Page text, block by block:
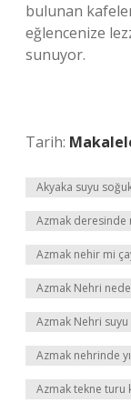
bulunan
eğlencenize
sunuyor.
Tarih:
Akyaka suyu
Azmak deresinde
Azmak nehir mi
Azmak Nehri
Azmak Nehri
Azmak nehrinde
Azmak tekne turu